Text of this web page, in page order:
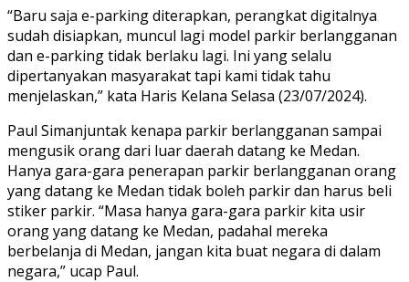
“Baru saja e-parking diterapkan, perangkat digitalnya
sudah disiapkan, muncul lagi model parkir berlangganan
dan e-parking tidak berlaku lagi. Ini yang selalu
dipertanyakan masyarakat tapi kami tidak tahu
menjelaskan,” kata Haris Kelana Selasa (23/07/2024).
Paul Simanjuntak kenapa parkir berlangganan sampai
mengusik orang dari luar daerah datang ke Medan.
Hanya gara-gara penerapan parkir berlangganan orang
yang datang ke Medan tidak boleh parkir dan harus beli
stiker parkir. “Masa hanya gara-gara parkir kita usir
orang yang datang ke Medan, padahal mereka
berbelanja di Medan, jangan kita buat negara di dalam
negara,” ucap Paul.